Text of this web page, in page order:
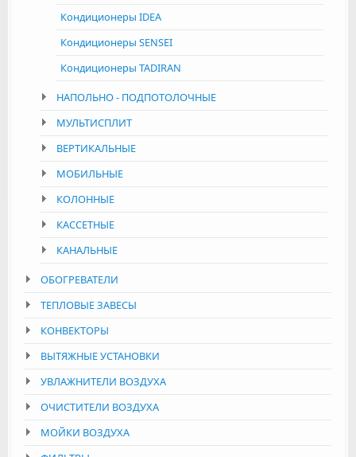
Кондиционеры IDEA
Кондиционеры SENSEI
Кондиционеры TADIRAN
НАПОЛЬНО - ПОДПОТОЛОЧНЫЕ
МУЛЬТИСПЛИТ
ВЕРТИКАЛЬНЫЕ
МОБИЛЬНЫЕ
КОЛОННЫЕ
КАССЕТНЫЕ
КАНАЛЬНЫЕ
ОБОГРЕВАТЕЛИ
ТЕПЛОВЫЕ ЗАВЕСЫ
КОНВЕКТОРЫ
ВЫТЯЖНЫЕ УСТАНОВКИ
УВЛАЖНИТЕЛИ ВОЗДУХА
ОЧИСТИТЕЛИ ВОЗДУХА
МОЙКИ ВОЗДУХА